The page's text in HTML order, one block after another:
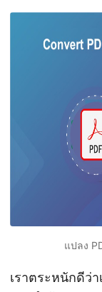
แปลง
เราตระหนักดีว่า